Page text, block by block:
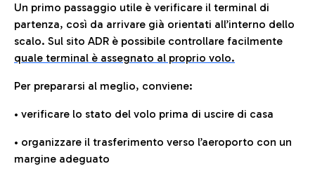
Un primo passaggio utile è verificare il terminal di
partenza, così da arrivare già orientati all’interno dello
scalo. Sul sito ADR è possibile controllare facilmente
quale terminal è assegnato al proprio volo.
Per prepararsi al meglio, conviene:
• verificare lo stato del volo prima di uscire di casa
• organizzare il trasferimento verso l’aeroporto con un
margine adeguato